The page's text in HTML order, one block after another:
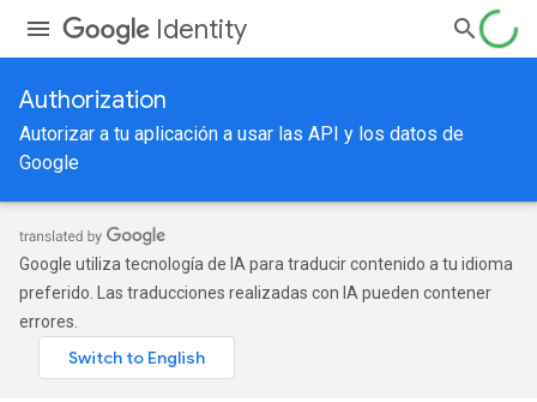
Identity
Authorization
Autorizar a tu aplicación a usar las API y los datos de
Google
Google utiliza tecnología de IA para traducir contenido a tu idioma
preferido. Las traducciones realizadas con IA pueden contener
errores.